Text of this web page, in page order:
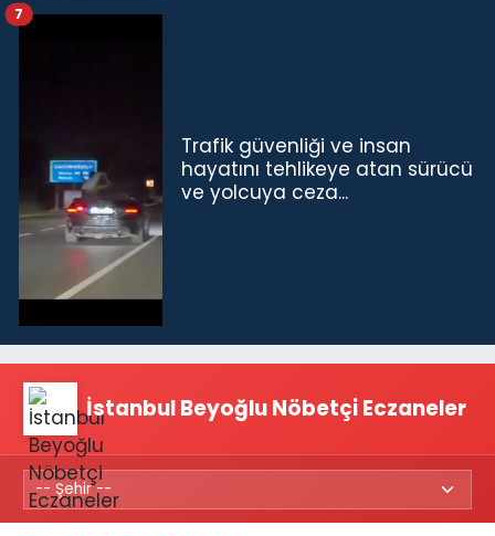
Trafik güvenliği ve insan
hayatını tehlikeye atan sürücü
ve yolcuya ceza...
7
İstanbul Beyoğlu Nöbetçi Eczaneler